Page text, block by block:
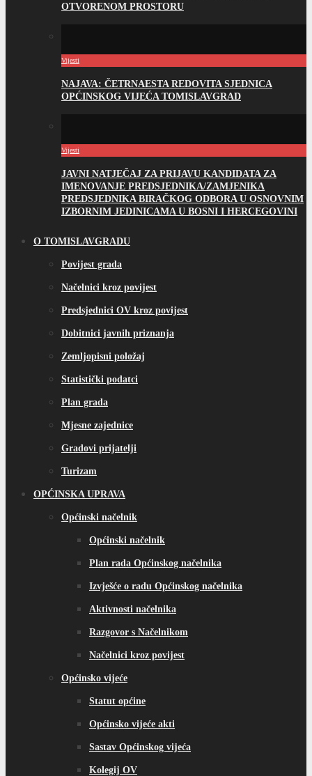
OTVORENOM PROSTORU
Vijesti
NAJAVA: ČETRNAESTA REDOVITA SJEDNICA
OPĆINSKOG VIJEĆA TOMISLAVGRAD
Vijesti
JAVNI NATJEČAJ ZA PRIJAVU KANDIDATA ZA
IMENOVANJE PREDSJEDNIKA/ZAMJENIKA
PREDSJEDNIKA BIRAČKOG ODBORA U OSNOVNIM
IZBORNIM JEDINICAMA U BOSNI I HERCEGOVINI
O TOMISLAVGRADU
Povijest grada
Načelnici kroz povijest
Predsjednici OV kroz povijest
Dobitnici javnih priznanja
Zemljopisni položaj
Statistički podatci
Plan grada
Mjesne zajednice
Gradovi prijatelji
Turizam
OPĆINSKA UPRAVA
Općinski načelnik
Općinski načelnik
Plan rada Općinskog načelnika
Izvješće o radu Općinskog načelnika
Aktivnosti načelnika
Razgovor s Načelnikom
Načelnici kroz povijest
Općinsko vijeće
Statut općine
Općinsko vijeće akti
Sastav Općinskog vijeća
Kolegij OV